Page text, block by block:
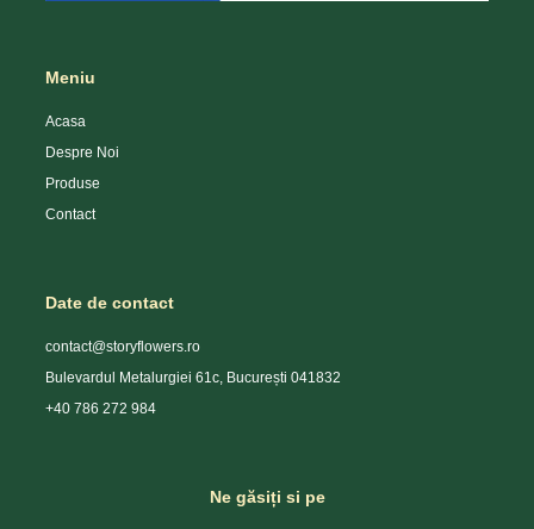
Meniu
Acasa
Despre Noi
Produse
Contact
Date de contact
contact@storyflowers.ro
Bulevardul Metalurgiei 61c, București 041832
+40 786 272 984
Ne găsiți si pe